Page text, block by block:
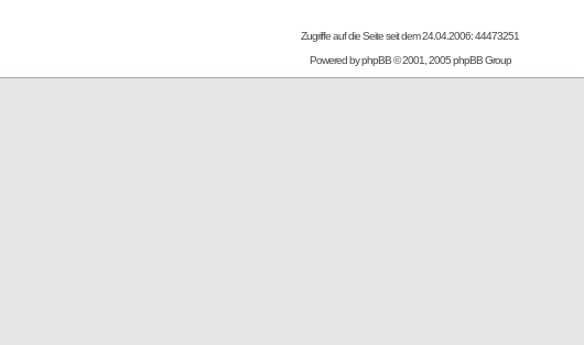
Zugriffe auf die Seite seit dem 24.04.2006: 44473251
Powered byphpBB© 2001, 2005 phpBB Group